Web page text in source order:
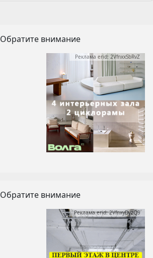
Обратите внимание
Реклама erid: 2VfnxxSbRvZ
Обратите внимание
Реклама erid: 2VfnxyDyzQ9